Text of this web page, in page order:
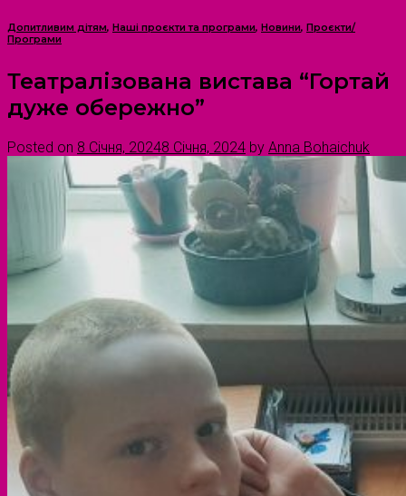
Допитливим дітям, Наші проєкти та програми, Новини, Проєкти/
Програми
Театралізована вистава “Гортай
дуже обережно”
Posted on 8 Січня, 20248 Січня, 2024 by Anna Bohaichuk